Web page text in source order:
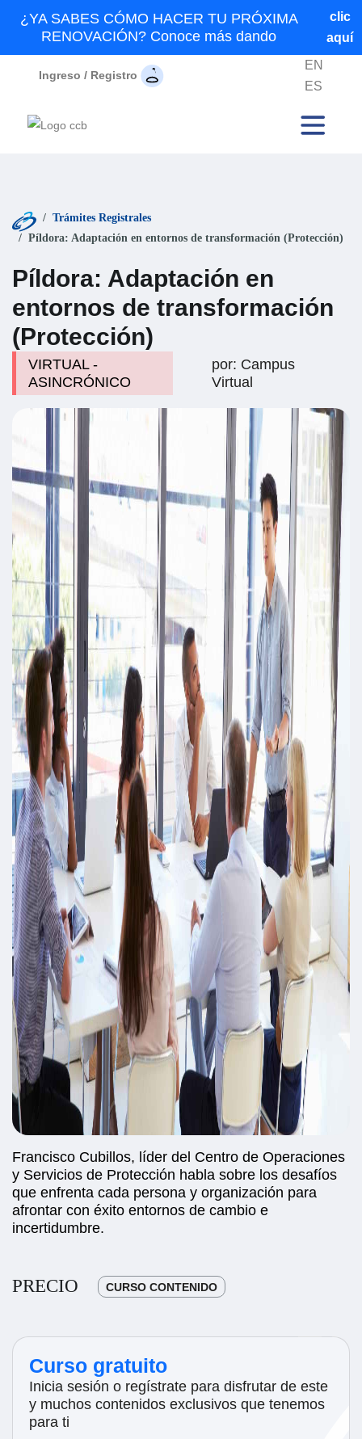
¿YA SABES CÓMO HACER TU PRÓXIMA
RENOVACIÓN? Conoce más dando
clic
aquí
Ingreso / Registro
EN
ES
Trámites Registrales
Píldora: Adaptación en entornos de transformación (Protección)
Píldora: Adaptación en
entornos de transformación
(Protección)
VIRTUAL -
ASINCRÓNICO
por: Campus
Virtual
Francisco Cubillos, líder del Centro de Operaciones
y Servicios de Protección habla sobre los desafíos
que enfrenta cada persona y organización para
afrontar con éxito entornos de cambio e
incertidumbre.
PRECIO CURSO CONTENIDO
Curso gratuito
Inicia sesión o regístrate para disfrutar de este
y muchos contenidos exclusivos que tenemos
para ti